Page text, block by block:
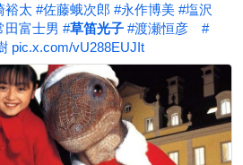
裕太 #佐藤蛾次郎 #永作博美 #塩沢
田富士男 #草笛光子 #渡瀬恒彦
#
pic.x.com/vU288EUJIt